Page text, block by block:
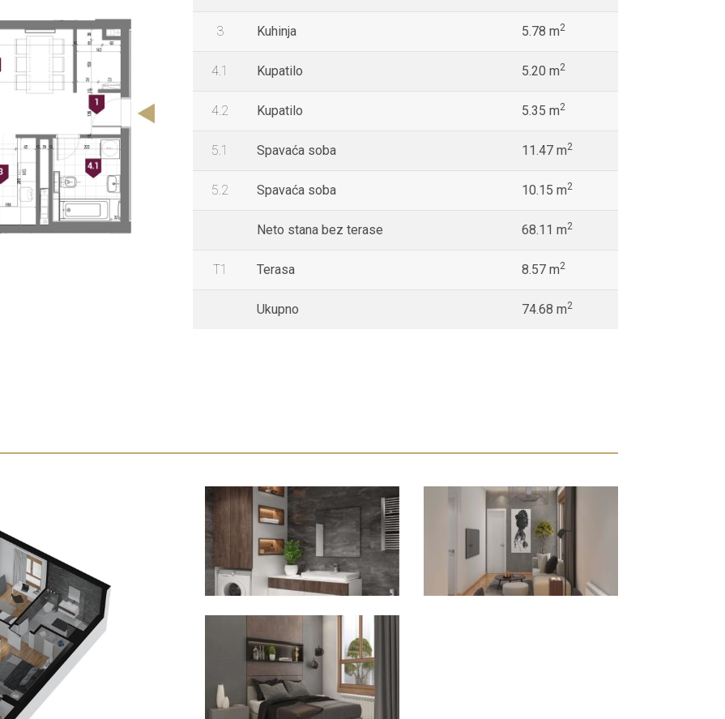
3 Kuhinja 5.78 m2
4.1 Kupatilo 5.20 m2
4.2 Kupatilo 5.35 m2
5.1 Spavaća soba 11.47 m2
5.2 Spavaća soba 10.15 m2
Neto stana bez terase 68.11 m2
T1 Terasa 8.57 m2
Ukupno 74.68 m2